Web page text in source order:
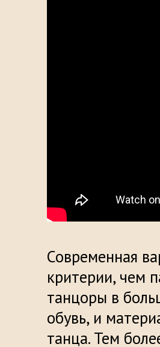
Современная
критерии, чем
танцоры в
обувь, и
танца. Тем